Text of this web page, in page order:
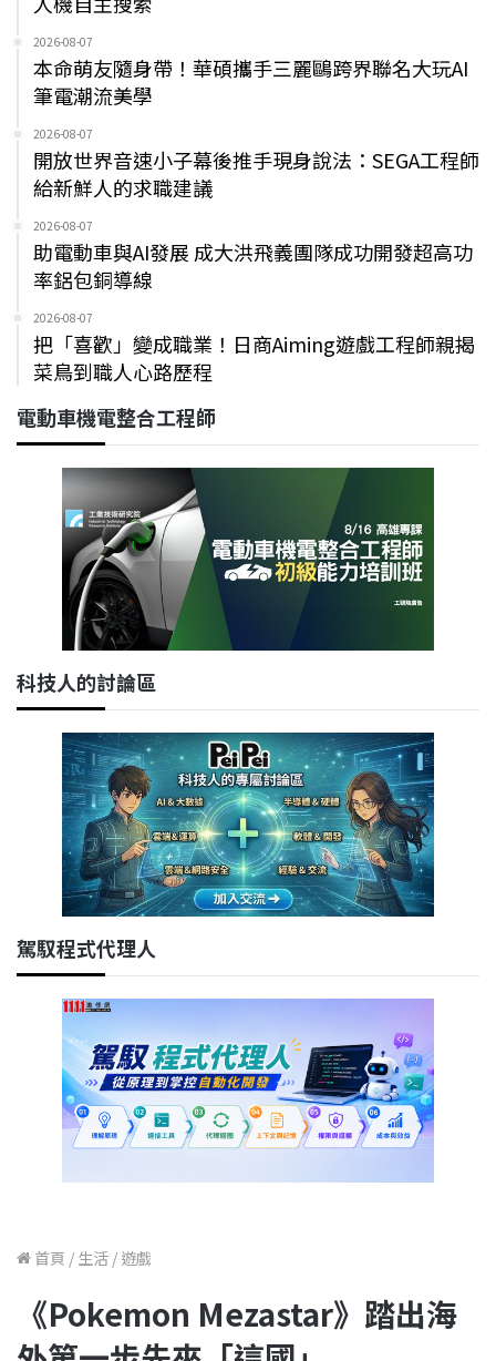
2026-08-07
本命萌友隨身帶！華碩攜手三麗鷗跨界聯名大玩AI
筆電潮流美學
2026-08-07
開放世界音速小子幕後推手現身說法：SEGA工程師
給新鮮人的求職建議
2026-08-07
助電動車與AI發展 成大洪飛義團隊成功開發超高功
率鋁包銅導線
2026-08-07
把「喜歡」變成職業！日商Aiming遊戲工程師親揭
菜鳥到職人心路歷程
電動車機電整合工程師
科技人的討論區
駕馭程式代理人